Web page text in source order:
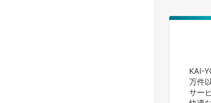
KAI-
万件
サー